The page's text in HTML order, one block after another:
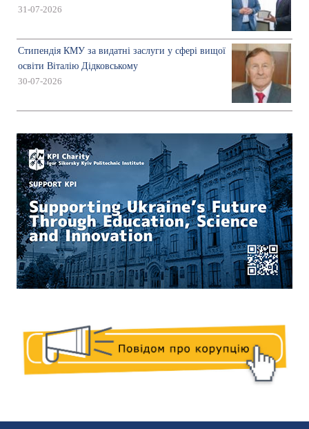
31-07-2026
Стипендія КМУ за видатні заслуги у сфері вищої
освіти Віталію Дідковському
30-07-2026